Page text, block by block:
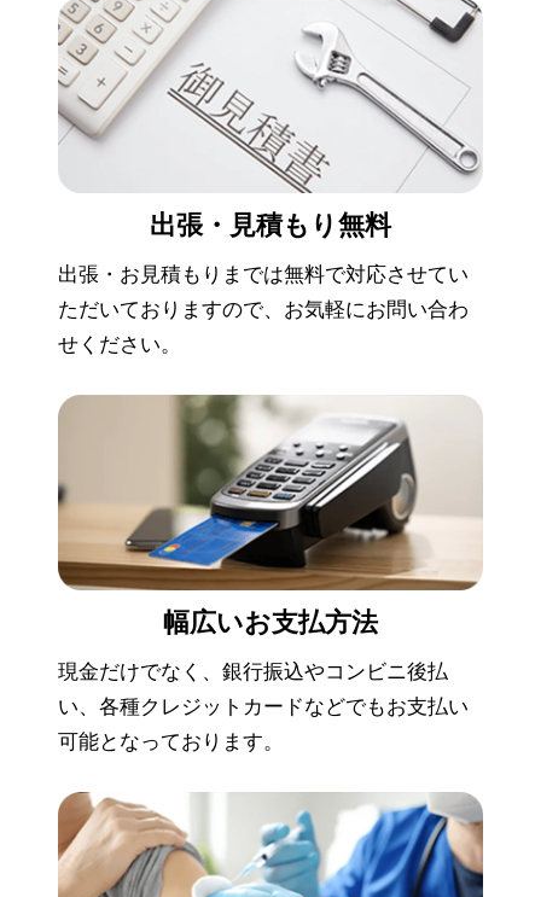
出張・見積もり 無料
出張・お見積もりまでは無料で対応させてい
ただいておりますので、お気軽にお問い合わ
せください。
幅広いお支払方法
現金だけでなく、銀行振込やコンビニ後払
い、各種クレジットカードなどでもお支払い
可能となっております。